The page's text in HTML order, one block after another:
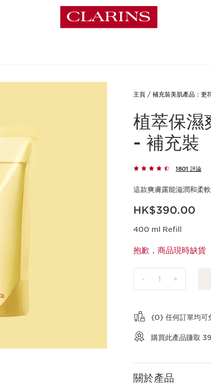
主頁 補充裝美肌產品：更
植萃保濕
- 補充裝
1801 評論
這款爽膚露能滋潤和柔
現在價格HK$390.00
HK$390.00
400 ml Refill
抱歉，商品現時缺貨
- 1 +
{0} 任何訂單均可
購買此產品賺取
關於產品